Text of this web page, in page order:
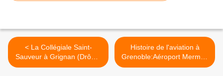
< La Collégiale Saint-
Sauveur à Grignan (Drôme
26)
Histoire de l'aviation à
Grenoble:Aéroport Mermoz
(Grenoble 1936-1967) >